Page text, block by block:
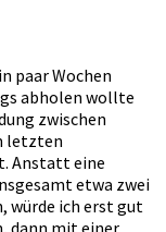
paar Wochen
abholen wollte
zwischen
letzten
Anstatt eine
etwa zwei
würde ich erst gut